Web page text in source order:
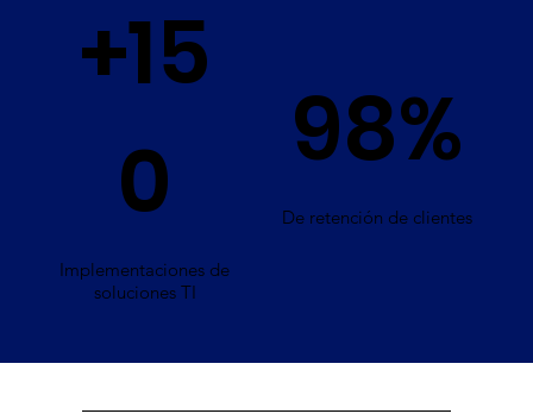
+15
0
Implementaciones de
soluciones TI
98%
De retención de clientes